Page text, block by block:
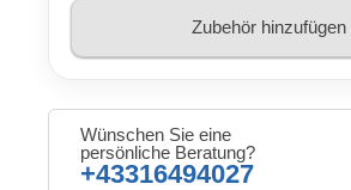
Zubehör hinzufügen
Wünschen Sie eine
persönliche Beratung?
+43316494027